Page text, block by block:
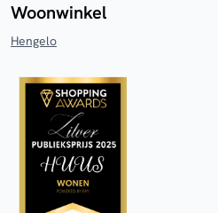
Woonwinkel
Hengelo